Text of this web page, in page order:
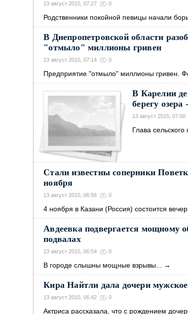
13 август 2015, 07:27 0
Родственники покойной певицы начали
В Днепропетровской области
"отмыло" миллионы гривен
13 август 2015, 07:14 0
Предприятие "отмыло" миллионы гривен.
В Карелии
берегу
13 август 2015, 07:00
Глава
Стали известны соперники
ноября
13 август 2015, 06:56 0
4 ноября в Казани (Россия) состоится вечер
Авдеевка подвергается мощному
подвалах
13 август 2015, 06:54 0
В городе слышны мощные взрывы... →
Кира Найтли дала дочери
13 август 2015, 06:42 0
Актриса рассказала, что с рождением